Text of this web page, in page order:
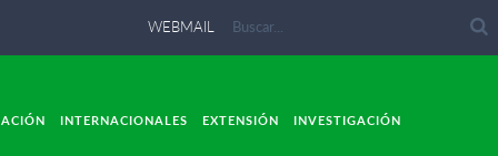
WEBMAIL
INTERNACIONALES EXTENSIÓN INVESTIGACIÓN